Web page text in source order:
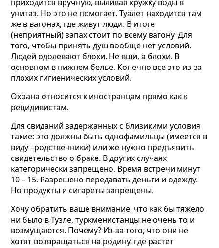
приходится вручную, выливая кружку воды в
унитаз. Но это не помогает. Туалет находится там
же в вагонах, где живут люди. В итоге
(неприятный) запах стоит по всему вагону. Для
того, чтобы принять душ вообще нет условий.
Людей одолевают блохи. Не вши, а блохи. В
основном в нижнем белье. Конечно все это из-за
плохих гигиенических условий.
Охрана относится к иностранцам прямо как к
рецидивистам.
Для свиданий задержанных с близикими условия
такие: это должны быть однофамильцы (имеется в
виду –родственники) или же нужно предъявить
свидетельство о браке. В других случаях
категорически запрещено. Время встречи минут
10 – 15. Разрешено передавать деньги и одежду.
Но продукты и сигареты запрещены.
Хочу обратить ваше внимание, что как бы тяжело
ни было в Тузле, туркменистанцы не очень то и
возмущаются. Почему? Из-за того, что они не
хотят возвращаться на родину, где растет